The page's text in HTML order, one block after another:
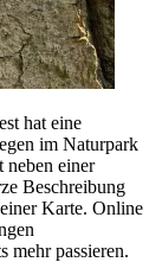
hat eine
im Naturpark
neben einer
Beschreibung
Karte. Online
mehr passieren.